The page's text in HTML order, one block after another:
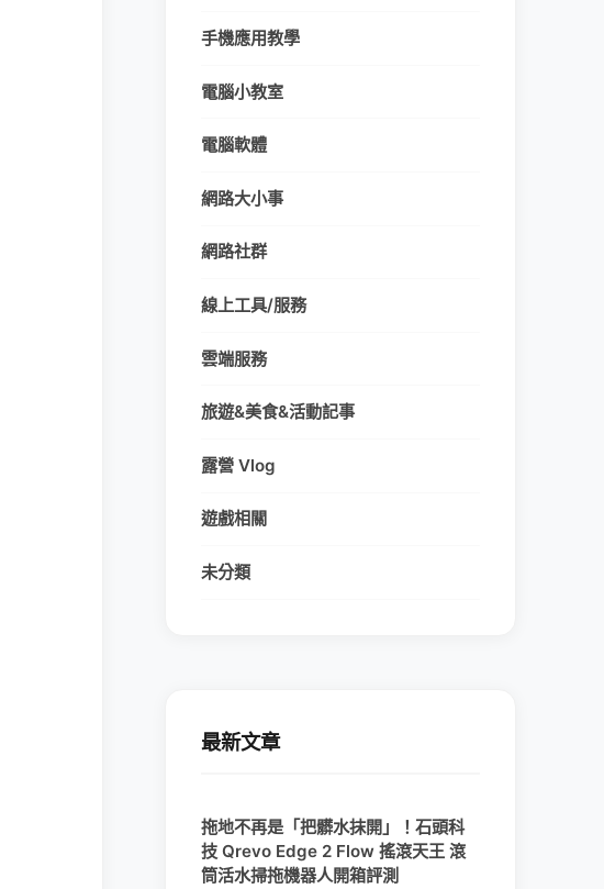
手機應用教學
電腦小教室
電腦軟體
網路大小事
網路社群
線上工具/服務
雲端服務
旅遊&美食&活動記事
露營 Vlog
遊戲相關
未分類
最新文章
拖地不再是「把髒水抹開」！石頭科
技 Qrevo Edge 2 Flow 搖滾天王 滾
筒活水掃拖機器人開箱評測